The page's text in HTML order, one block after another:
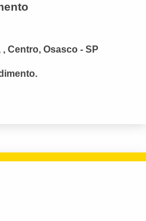
Centro, Osasco - SP